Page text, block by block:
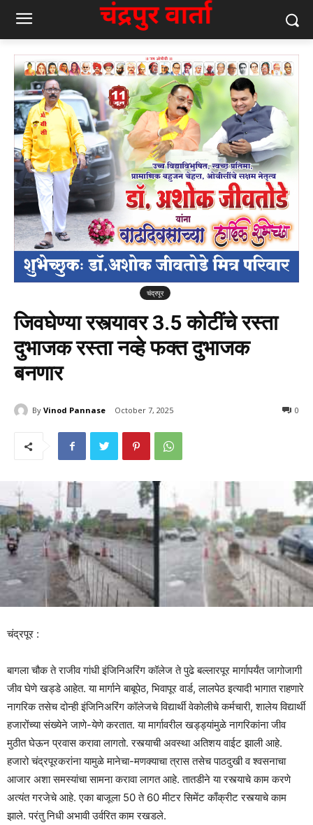
चंद्रपूर
जिवघेण्या रस्त्यावर 3.5 कोटींचे रस्ता
दुभाजक रस्ता नव्हे फक्त दुभाजक
बनणार
By Vinod Pannase October 7, 2025 0
चंद्रपूर :
बागला चौक ते राजीव गांधी इंजिनिअरिंग कॉलेज ते पुढे बल्लारपूर मार्गापर्यंत जागोजागी
जीव घेणे खड्डे आहेत. या मार्गाने बाबूपेठ, भिवापूर वार्ड, लालपेठ इत्यादी भागात राहणारे
नागरिक तसेच दोन्ही इंजिनिअरिंग कॉलेजचे विद्यार्थी वेकोलीचे कर्मचारी, शालेय विद्यार्थी
हजारोंच्या संख्येने जाणे-येणे करतात. या मार्गावरील खड्ड्यांमुळे नागरिकांना जीव
मुठीत घेऊन प्रवास करावा लागतो. रस्त्याची अवस्था अतिशय वाईट झाली आहे.
हजारो चंद्रपूरकरांना यामुळे मानेचा-मणक्याचा त्रास तसेच पाठदुखी व श्वसनाचा
आजार अशा समस्यांचा सामना करावा लागत आहे. तातडीने या रस्त्याचे काम करणे
अत्यंत गरजेचे आहे. एका बाजूला 50 ते 60 मीटर सिमेंट काँक्रीट रस्त्याचे काम
झाले. परंतु निधी अभावी उर्वरित काम रखडले.